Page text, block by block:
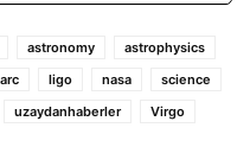
astronomy
astrophysics
ligo nasa
science
uzaydanhaberler Virgo